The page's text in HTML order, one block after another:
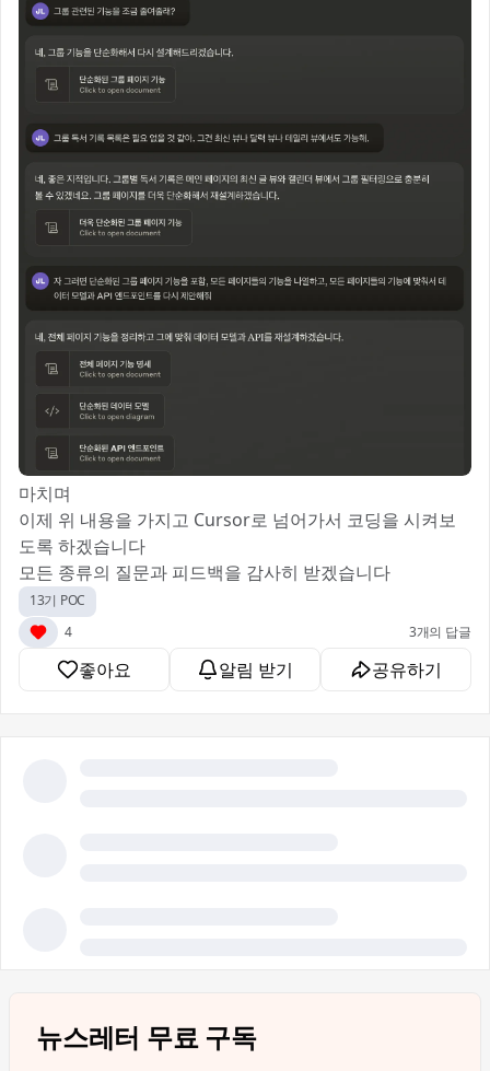
마치며
이제 위 내용을 가지고 Cursor로 넘어가서 코딩을 시켜보
도록 하겠습니다
모든 종류의 질문과 피드백을 감사히 받겠습니다
13기 POC
4
3개의 답글
좋아요 알림 받기 공유하기
뉴스레터 무료 구독